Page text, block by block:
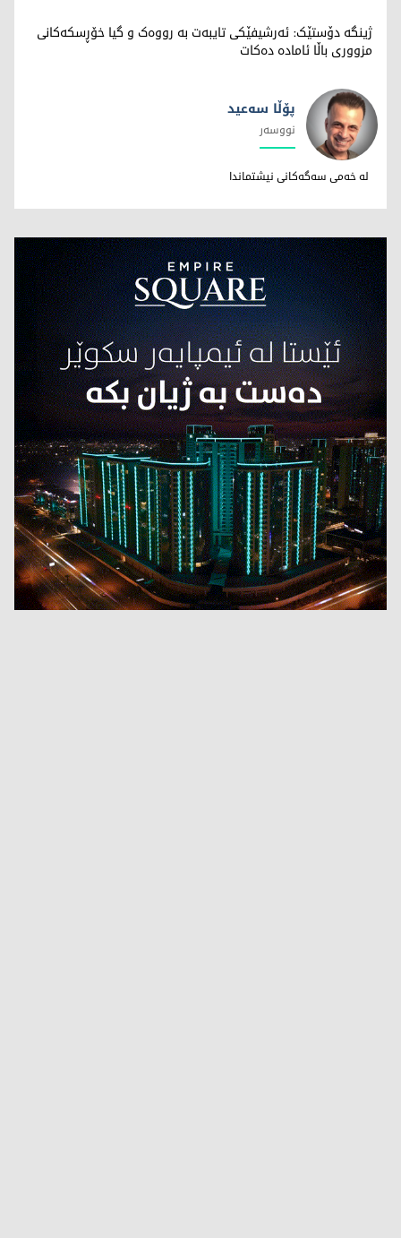
ژینگە دۆستێک: ئەرشیفێکی تایبەت بە رووەک و گیا خۆڕسکەکانی
مزووری باڵا ئامادە دەکات
پۆڵا سه‌عید
پۆڵا سه‌عید
نووسەر
له خه‌می سه‌گه‌کانی نیشتماندا